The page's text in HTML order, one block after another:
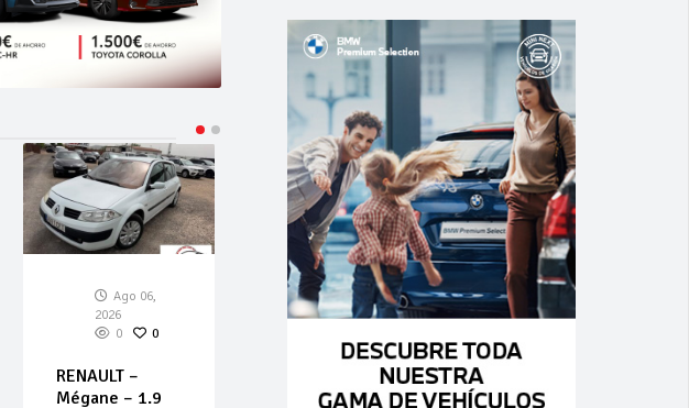
Ago 06,
2026
0
0
RENAULT –
Mégane – 1.9
Ago 06,
2026
MITSUBISHI –
Outlander –
2026
2.0 FWD Core